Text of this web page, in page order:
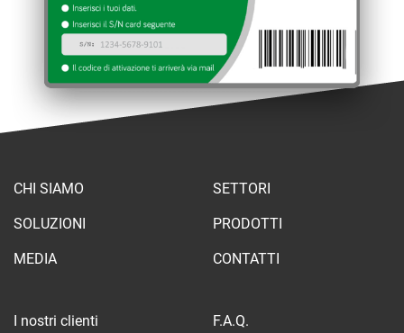
CHI SIAMO SETTORI
SOLUZIONI PRODOTTI
MEDIA CONTATTI
I nostri clienti F.A.Q.